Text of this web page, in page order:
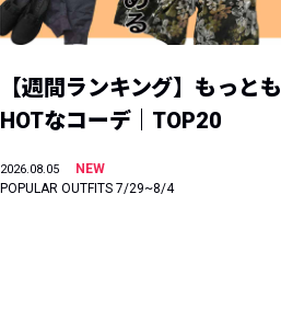
【週間ランキング】もっとも
HOTなコーデ｜TOP20
2026.08.05
NEW
POPULAR OUTFITS 7/29~8/4